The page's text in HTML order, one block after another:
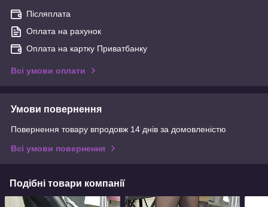
Післяплата
Оплата на рахунок
Оплата на картку Приватбанку
Всі умови оплати
Умови повернення
Повернення товару впродовж 14 днів за домовленістю
Всі умови повернення
Подібні товари компанії